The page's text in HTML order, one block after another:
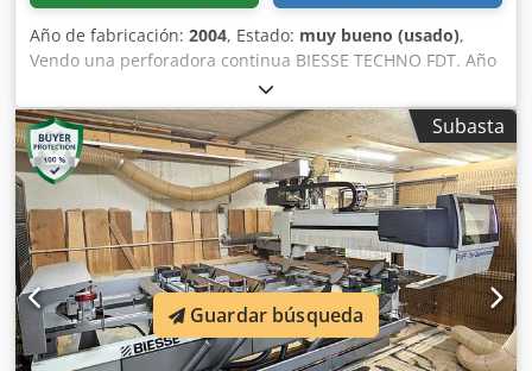
Año de fabricación: 2004, Estado: muy bueno (usado),
Vendo una perforadora continua BIESSE TECHNO FDT. Año
de fabricación: 2004. Superficie de trabajo: Dcedpfx Asi U
Apmsbijk X: 215 - 32.000 mm Y: máx. 672 mm (husillo
horizontal, 24 unidades con un desplazamiento de 32 mm)
Z: Altura del elemento: 9 - 65 mm Distancia mínima entre
cabezales verticales: 96 mm Configuración: 4+4 motores
desde abajo 1 motor de fresado con movimiento de
avance/retroceso desde abajo 1+1 motores desde los
laterales, con 24 husillos / 32 mm 0 motores desde la parte
trasera 4+4 motores desde arriba 4 unidades de prensas
de material desde arriba En muy buen estado. Disponible
de inmediato. Otra BIESSE TECHNO FDT con diferentes
configuraciones disponible en línea. Precio a negociar.
Subasta
Guardar búsqueda